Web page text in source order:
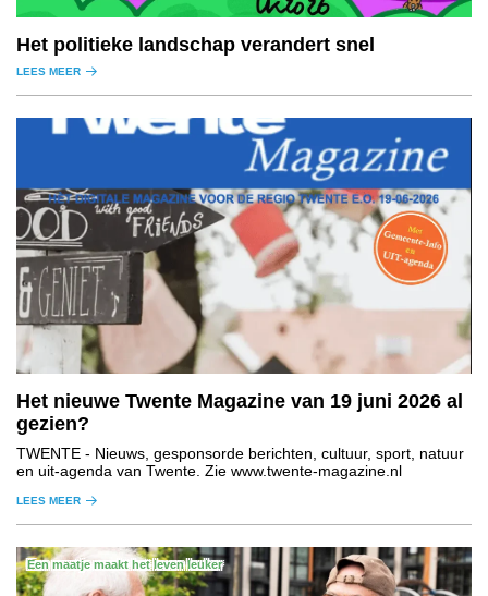
Het politieke landschap verandert snel
LEES MEER
Het nieuwe Twente Magazine van 19 juni 2026 al
gezien?
TWENTE - Nieuws, gesponsorde berichten, cultuur, sport, natuur
en uit-agenda van Twente. Zie www.twente-magazine.nl
LEES MEER
Een maatje maakt het leven leuker